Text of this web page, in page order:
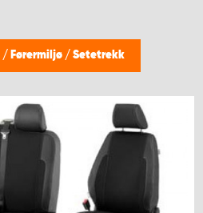
/ Førermiljø / Setetrekk